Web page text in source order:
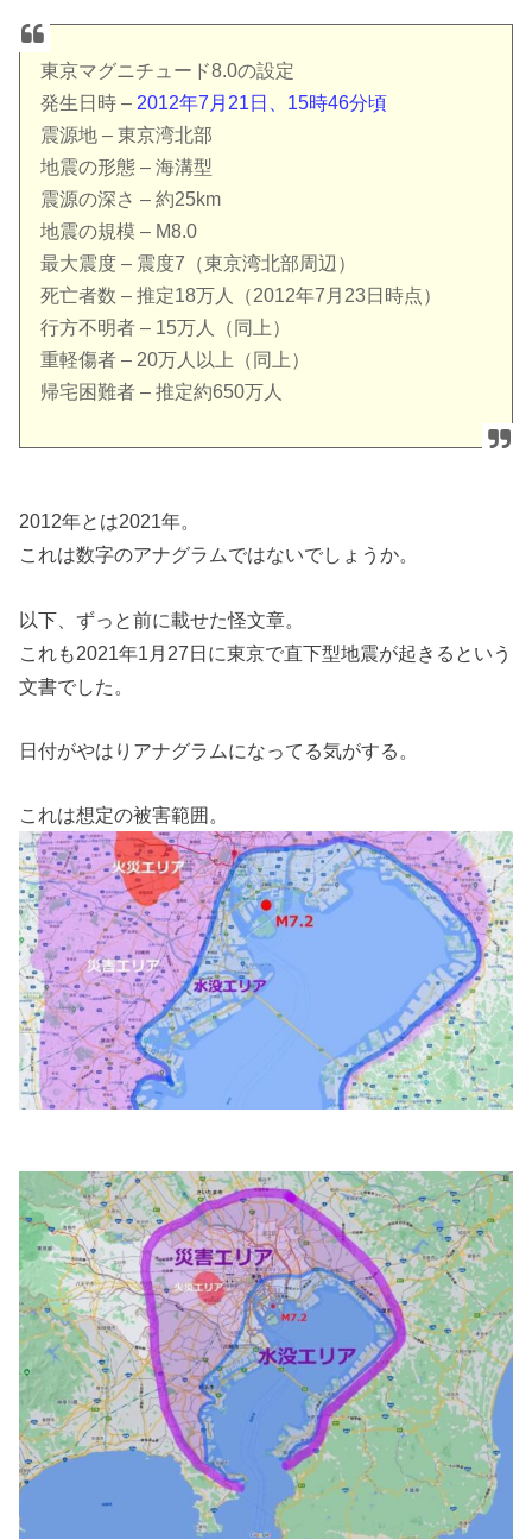
東京マグニチュード8.0の設定
発生日時 – 2012年7月21日、15時46分頃
震源地 – 東京湾北部
地震の形態 – 海溝型
震源の深さ – 約25km
地震の規模 – M8.0
最大震度 – 震度7（東京湾北部周辺）
死亡者数 – 推定18万人（2012年7月23日時点）
行方不明者 – 15万人（同上）
重軽傷者 – 20万人以上（同上）
帰宅困難者 – 推定約650万人
2012年とは2021年。
これは数字のアナグラムではないでしょうか。
以下、ずっと前に載せた怪文章。
これも2021年1月27日に東京で直下型地震が起きるという
文書でした。
日付がやはりアナグラムになってる気がする。
これは想定の被害範囲。